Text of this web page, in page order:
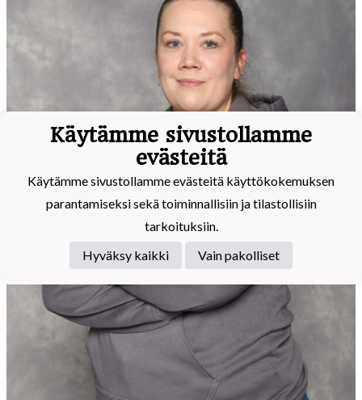
Käytämme sivustollamme
evästeitä
Käytämme sivustollamme evästeitä käyttökokemuksen
parantamiseksi sekä toiminnallisiin ja tilastollisiin
tarkoituksiin.
Hyväksy kaikki
Vain pakolliset